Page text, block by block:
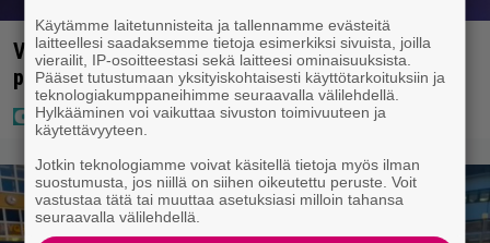
Vappu Pimiä sai huonoa palvelua ravintolassa –
pettyi siellä kahteen asiaan
Käytämme laitetunnisteita ja tallennamme evästeitä
laitteellesi saadaksemme tietoja esimerkiksi sivuista, joilla
vierailit, IP-osoitteestasi sekä laitteesi ominaisuuksista.
Pääset tutustumaan yksityiskohtaisesti käyttötarkoituksiin ja
teknologiakumppaneihimme seuraavalla välilehdellä.
Hylkääminen voi vaikuttaa sivuston toimivuuteen ja
käytettävyyteen.
Jotkin teknologiamme voivat käsitellä tietoja myös ilman
suostumusta, jos niillä on siihen oikeutettu peruste. Voit
vastustaa tätä tai muuttaa asetuksiasi milloin tahansa
seuraavalla välilehdellä.